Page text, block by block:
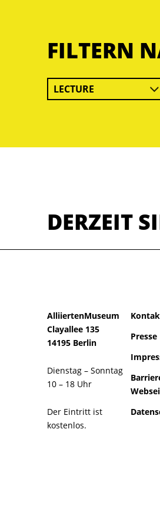
FILTERN
LECTURE
DERZEIT
AlliiertenMuseum
Clayallee 135
14195 Berlin
Dienstag – Sonntag
10 – 18 Uhr
Der Eintritt ist
kostenlos.
Presse